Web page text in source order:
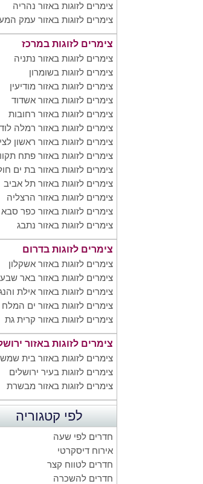
צימרים לזוגות באזור נהריה
צימרים לזוגות באזור עמק
צימרים לזוגות במרכז
צימרים לזוגות באזור נתניה
צימרים לזוגות בשומרון
צימרים לזוגות באזור מודיעין
צימרים לזוגות באזור אשדוד
צימרים לזוגות באזור רחובות
צימרים לזוגות באזור רמלה לוד
צימרים לזוגות באזור ראשון
צימרים לזוגות באזור פתח
צימרים לזוגות באזור בת ים
צימרים לזוגות באזור תל אביב
צימרים לזוגות באזור הרצליה
צימרים לזוגות באזור כפר סבא
צימרים לזוגות באזור נתבג
צימרים לזוגות בדרום
צימרים לזוגות באזור אשקלון
צימרים לזוגות באזור באר שבע
צימרים לזוגות באזור אילת
צימרים לזוגות באזור ים המלח
צימרים לזוגות באזור קרית גת
צימרים לזוגות באזור
צימרים לזוגות באזור בית שמש
צימרים לזוגות בעיר ירושלים
צימרים לזוגות באזור מבשרת
לפי קטגוריה
חדרים לפי שעה
אירוח דיסקרטי
חדרים לטווח קצר
חדרים להשכרה